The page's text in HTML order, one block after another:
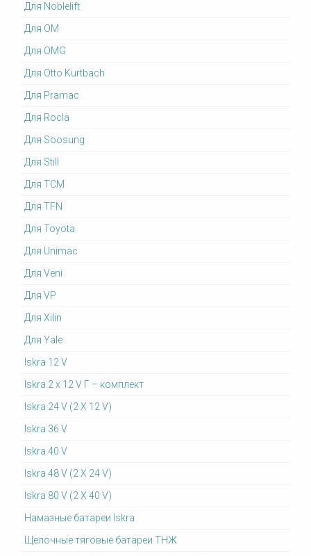
Для Noblelift
Для OM
Для OMG
Для Otto Kurtbach
Для Pramac
Для Rocla
Для Soosung
Для Still
Для TCM
Для TFN
Для Toyota
Для Unimac
Для Veni
Для VP
Для Xilin
Для Yale
Iskra 12 V
Iskra 2 x 12 V Г – комплект
Iskra 24 V (2 X 12 V)
Iskra 36 V
Iskra 40 V
Iskra 48 V (2 X 24 V)
Iskra 80 V (2 X 40 V)
Намазные батареи Iskra
Щелочные тяговые батареи ТНЖ